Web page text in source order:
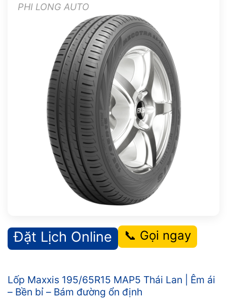
PHI LONG AUTO
Đặt Lịch Online 📞 Gọi ngay
Lốp Maxxis 195/65R15 MAP5 Thái Lan | Êm ái
– Bền bỉ – Bám đường ổn định